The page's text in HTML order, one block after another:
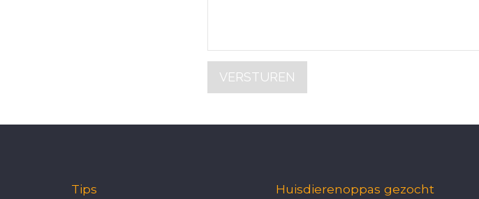
VERSTUREN
Tips Huisdierenoppas gezocht